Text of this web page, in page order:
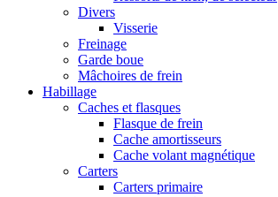
Divers
Visserie
Freinage
Garde boue
Mâchoires de frein
Habillage
Caches et flasques
Flasque de frein
Cache amortisseurs
Cache volant magnétique
Carters
Carters primaire